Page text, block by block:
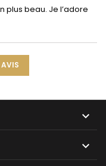
plus beau. Je l’adore
AVIS

